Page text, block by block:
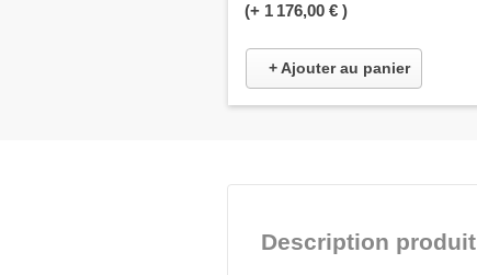
(+ 1 176,00 € )
+ Ajouter au panier
Description produit